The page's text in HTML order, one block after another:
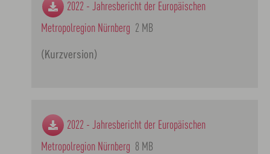
2022 - Jahresbericht der Europäischen
Metropolregion Nürnberg 2 MB
(Kurzversion)
2022 - Jahresbericht der Europäischen
Metropolregion Nürnberg 8 MB